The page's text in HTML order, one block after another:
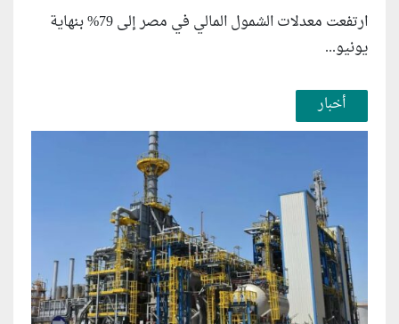
ارتفعت معدلات الشمول المالي في مصر إلى 79% بنهاية
يونيو...
أخبار